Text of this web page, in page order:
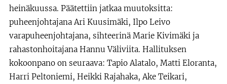
heinäkuussa. Päätettiin jatkaa muutoksitta:
puheenjohtajana Ari Kuusimäki, Ilpo Leivo
varapuheenjohtajana, sihteerinä Marie Kivimäki ja
rahastonhoitajana Hannu Väliviita. Hallituksen
kokoonpano on seuraava: Tapio Alatalo, Matti Eloranta,
Harri Peltoniemi, Heikki Rajahaka, Ake Teikari,